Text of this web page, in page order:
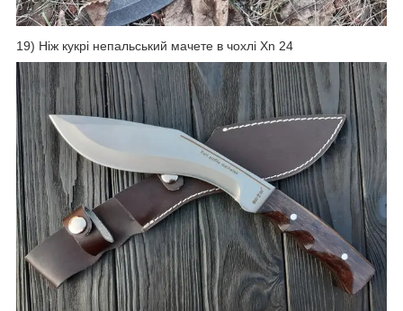
19) Ніж кукрі непальський мачете в чохлі Xn 24